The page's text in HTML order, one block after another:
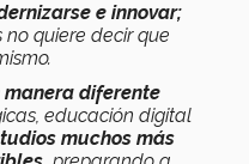
e innovar;
quiere decir que
manera diferente
educación digital
muchos más